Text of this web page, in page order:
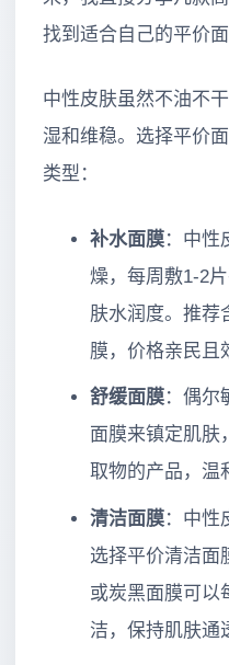
找到适合自己的平价
中性皮肤虽然不油不
湿和维稳。选择平价
类型：
补水面膜：中性
燥，每周敷1-2
肤水润度。推荐
膜，价格亲民且
舒缓面膜：偶尔
面膜来镇定肌肤
取物的产品，温
清洁面膜：中性
选择平价清洁面
或炭黑面膜可以
洁，保持肌肤通